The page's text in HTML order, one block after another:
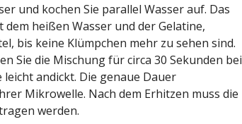
und kochen Sie parallel Wasser auf. Das
heißen Wasser und der Gelatine,
bis keine Klümpchen mehr zu sehen sind.
Sie die Mischung für circa 30 Sekunden bei
leicht andickt. Die genaue Dauer
Mikrowelle. Nach dem Erhitzen muss die
werden.